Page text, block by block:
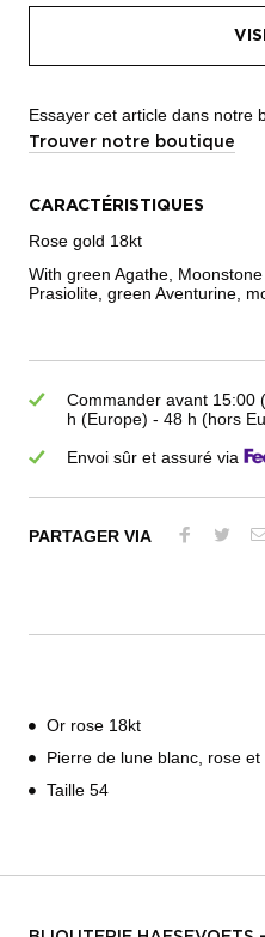
Essayer cet article dans notre
Trouver notre boutique
CARACTÉRISTIQUES
Rose gold 18kt
With green Agathe,
Prasiolite, green Aventurine,
Commander avant 15:00
h (Europe) - 48 h (hors
Envoi sûr et assuré via
PARTAGER VIA
Or rose 18kt
Pierre de lune blanc, rose et
Taille 54